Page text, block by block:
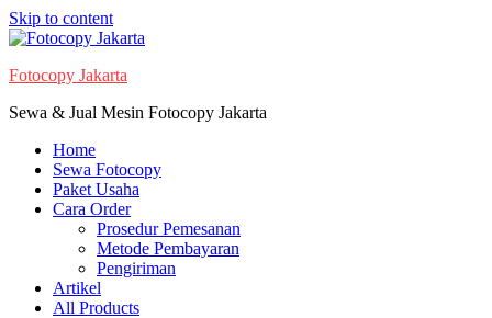
Skip to content
Fotocopy Jakarta
Sewa & Jual Mesin Fotocopy Jakarta
Home
Sewa Fotocopy
Paket Usaha
Cara Order
Prosedur Pemesanan
Metode Pembayaran
Pengiriman
Artikel
All Products